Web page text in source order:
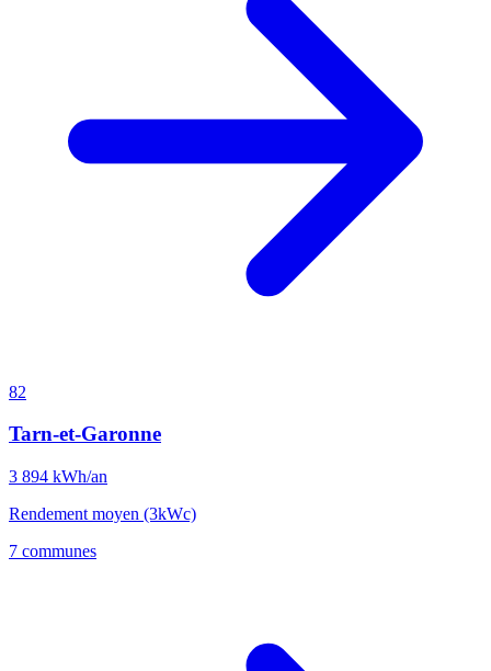
82
Tarn-et-Garonne
3 894 kWh/an
Rendement moyen (3kWc)
7 communes